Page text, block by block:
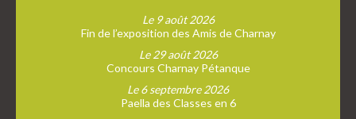
Le 9 août 2026
Fin de l’exposition des Amis de Charnay
Le 29 août 2026
Concours Charnay Pétanque
Le 6 septembre 2026
Paella des Classes en 6